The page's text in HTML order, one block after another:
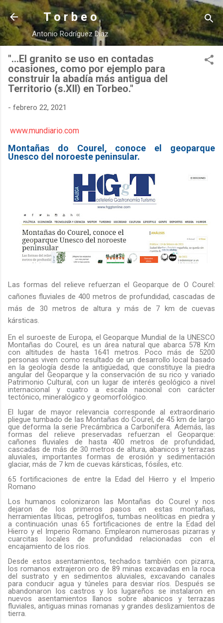
Ir al contenido principal
T o r b e o
Antonio Rodríguez Díaz
"...El granito se uso en contadas
ocasiones, como por ejemplo para
construir la abadía más antigua del
Territorio (s.XII) en Torbeo."
- febrero 22, 2021
www.mundiario.com
Montañas do Courel, conoce el geoparque
Unesco del noroeste peninsular.
Las formas del relieve refuerzan el Geoparque de O Courel:
cañones fluviales de 400 metros de profundidad, cascadas de
más de 30 metros de altura y más de 7 km de cuevas
kársticas.
En el suroeste de Europa, el Geoparque Mundial de la UNESCO
Montañas do Courel, es un área natural que abarca 578 Km
con altitudes de hasta 1641 metros. Poco más de 5200
personas viven como resultado de un desarrollo local basado
en la geología desde la antigüedad, que constituye la piedra
angular del Geoparque y la conservación de su rico y variado
Patrimonio Cultural, con un lugar de interés geológico a nivel
internacional y cuatro a escala nacional con carácter
tectónico, mineralógico y geomorfológico.
El lugar de mayor relevancia corresponde al extraordinario
pliegue tumbado de las Montañas do Courel, de 45 km de largo
que deforma la serie Precámbrica a Carbonífera. Además, las
formas del relieve preservadas refuerzan el Geoparque:
cañones fluviales de hasta 400 metros de profundidad,
cascadas de más de 30 metros de altura, abanicos y terrazas
aluviales, importantes formas de erosión y sedimentación
glaciar, más de 7 km de cuevas kársticas, fósiles, etc.
65 fortificaciones de entre la Edad del Hierro y el Imperio
Romano
Los humanos colonizaron las Montañas do Courel y nos
dejaron de los primeros pasos en estas montañas,
herramientas líticas, petroglifos, tumbas neolíticas en piedra y
a continuación unas 65 fortificaciones de entre la Edad del
Hierro y el Imperio Romano. Emplearon numerosas pizarras y
cuarcitas locales de profundidad relacionadas con el
encajamiento de los ríos.
Desde estos asentamientos, techados también con pizarra,
los romanos extrajeron oro de 89 minas excavadas en la roca
del sustrato y en sedimentos aluviales, excavando canales
para conducir agua y túneles para desviar ríos. Después se
abandonaron los castros y los lugareños se instalaron en
nuevos asentamientos llanos sobre abanicos y terrazas
fluviales, antiguas minas romanas y grandes deslizamientos de
tierra.